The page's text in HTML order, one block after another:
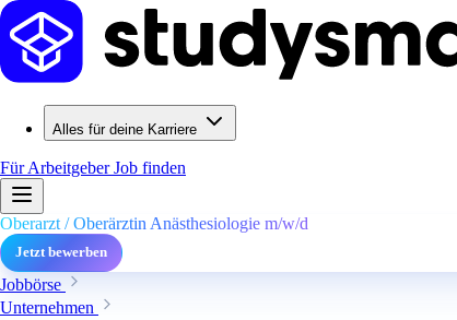
Alles für deine Karriere
Für ArbeitgeberJob finden
Oberarzt / Oberärztin Anästhesiologie m/w/d
Jetzt bewerben
Jobbörse
Unternehmen